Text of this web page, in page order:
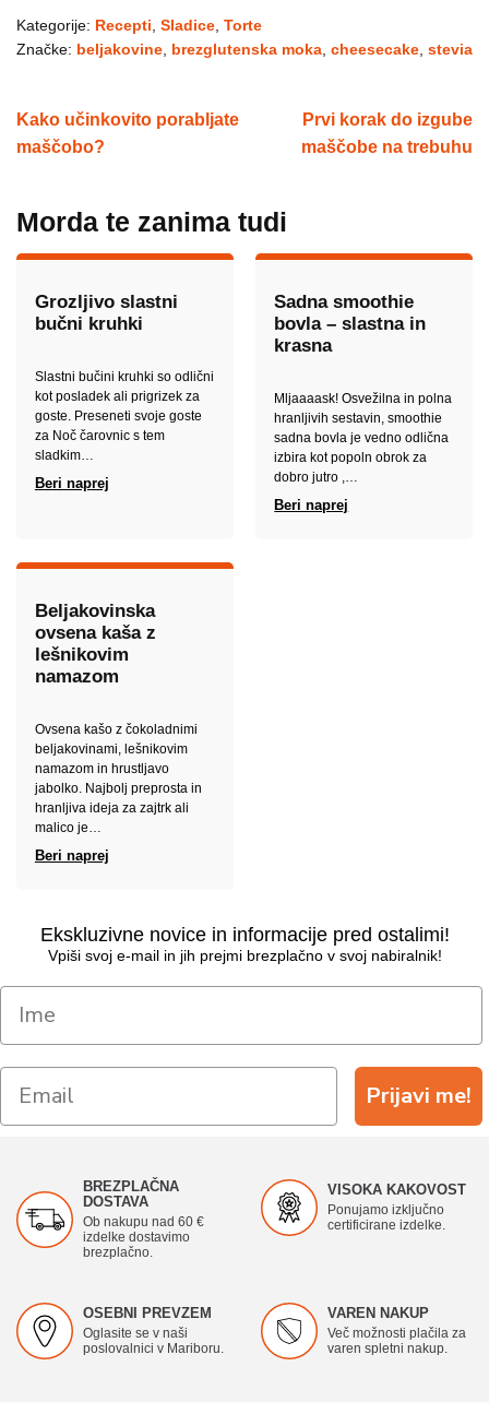
Kategorije: Recepti Sladice Torte
Značke: beljakovine brezglutenska moka cheesecake stevia
Kako učinkovito porabljate
maščobo?
Prvi korak do izgube
maščobe na trebuhu
Morda te zanima tudi
Grozljivo slastni
bučni kruhki
Slastni bučini kruhki so odlični
kot posladek ali prigrizek za
goste. Preseneti svoje goste
za Noč čarovnic s tem
sladkim…
Beri naprej
Sadna smoothie
bovla – slastna in
krasna
Mljaaaask! Osvežilna in polna
hranljivih sestavin, smoothie
sadna bovla je vedno odlična
izbira kot popoln obrok za
dobro jutro ,…
Beri naprej
Beljakovinska
ovsena kaša z
lešnikovim
namazom
Ovsena kašo z čokoladnimi
beljakovinami, lešnikovim
namazom in hrustljavo
jabolko. Najbolj preprosta in
hranljiva ideja za zajtrk ali
malico je…
Beri naprej
Ekskluzivne novice in informacije pred ostalimi!
Vpiši svoj e-mail in jih prejmi brezplačno v svoj nabiralnik!
Prijavi me!
BREZPLAČNA
DOSTAVA
Ob nakupu nad 60 €
izdelke dostavimo
brezplačno.
VISOKA KAKOVOST
Ponujamo izključno
certificirane izdelke.
OSEBNI PREVZEM
Oglasite se v naši
poslovalnici v Mariboru.
VAREN NAKUP
Več možnosti plačila za
varen spletni nakup.